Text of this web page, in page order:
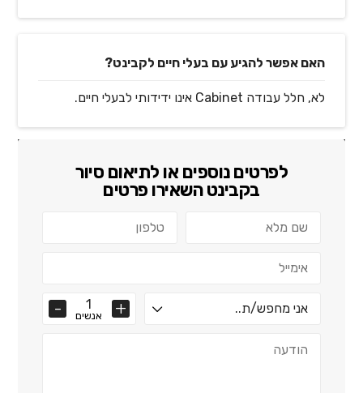
האם אפשר להגיע עם בעלי חיים לקבינט?
לא, חלל עבודה Cabinet אינו ידידותי לבעלי חיים.
לפרטים נוספים או לתיאום סיור
בקבינטהשאירו פרטים
אנשים